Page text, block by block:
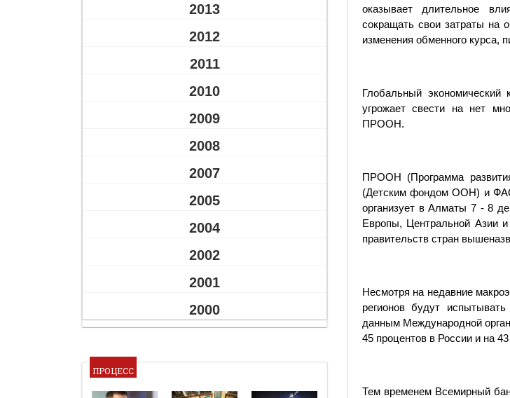
2013
2012
2011
2010
2009
2008
2007
2005
2004
2002
2001
2000
ПРОЦЕСС
оказывает длительное
сокращать свои затраты на
изменения обменного курса,
Глобальный
угрожает свести на нет
ПРООН.
ПРООН (Программа
(Детским фондом ООН) и ФАО
организует в Алматы 7 - 8
Европы, Центральной Азии
правительств стран
Несмотря на недавние
регионов будут
данным Международной
45 процентов в России и на
Тем временем Всемирный